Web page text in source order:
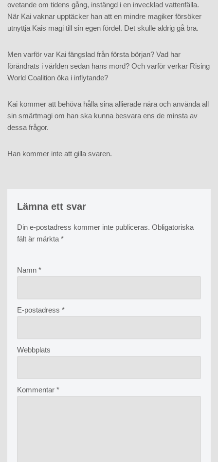
ovetande om tidens gång, instängd i en invecklad vattenfälla.
När Kai vaknar upptäcker han att en mindre magiker försöker
utnyttja Kais magi till sin egen fördel. Det skulle aldrig gå bra.
Men varför var Kai fängslad från första början? Vad har
förändrats i världen sedan hans mord? Och varför verkar Rising
World Coalition öka i inflytande?
Kai kommer att behöva hålla sina allierade nära och använda all
sin smärtmagi om han ska kunna besvara ens de minsta av
dessa frågor.
Han kommer inte att gilla svaren.
Lämna ett svar
Din e-postadress kommer inte publiceras. Obligatoriska
fält är märkta *
Namn *
E-postadress *
Webbplats
Kommentar *